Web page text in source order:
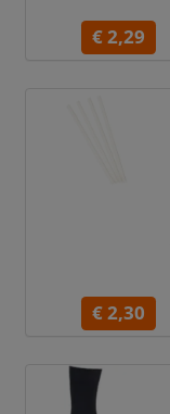
€ 2,29
€ 2,30